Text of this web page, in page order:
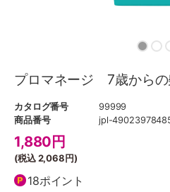
プロマネージ 7歳からの
カタログ番号
99999
商品番号
jpl-
1,880 円
(税込2,068円)
18ポイント